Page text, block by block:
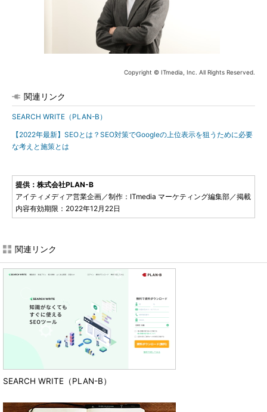
Copyright © ITmedia, Inc. All Rights Reserved.
関連リンク
SEARCH WRITE（PLAN-B）
【2022年最新】SEOとは？SEO対策でGoogleの上位表示を狙うために必要
な考えと施策とは
提供：株式会社PLAN-B
アイティメディア営業企画／制作：ITmedia マーケティング編集部／掲載
内容有効期限：2022年12月22日
関連リンク
SEARCH WRITE（PLAN-B）